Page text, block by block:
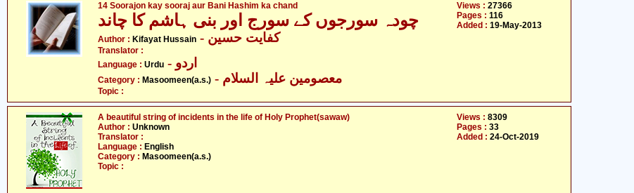
14 Soorajon kay sooraj aur Bani Hashim ka chand
چودہ سورجوں کے سورج اور بنی ہاشم کا چاند
Author : Kifayat Hussain - کفایت حسین
Translator :
Language : Urdu - اردو
Category : Masoomeen(a.s.)
Topic :
Views : 27366
Pages : 116
Added : 19-May-2013
A beautiful string of incidents in the life of Holy Prophet(sawaw)
Author : Unknown
Translator :
Language : English
Category : Masoomeen(a.s.)
Topic :
Views : 8309
Pages : 33
Added : 24-Oct-2019